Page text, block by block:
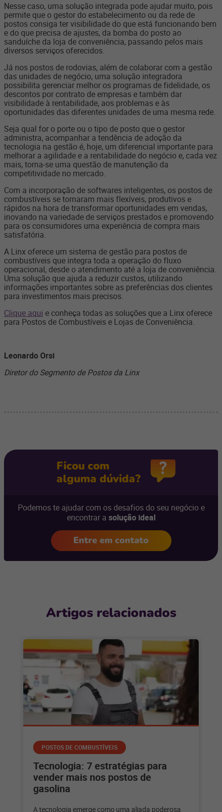
Nesse caso, uma solução integrada pode ajudar muito, pois
permite que o gestor do estabelecimento ou da rede de
postos consiga ter visibilidade do que está funcionando bem
e do que precisa de ajustes, da bomba do posto ao
sanduíche da loja de conveniência, passando pelos mais
diversos serviços oferecidos.
Já nos postos de rodovias, além de colaborar com a gestão
das unidades de negócio, uma solução integradora
possibilita gerenciar melhor os programas de fidelidade, os
descontos por contrato de empresas e também dar
visibilidade à rentabilidade, aos problemas e às
oportunidades das diferentes unidades de uma mesma rede.
Seja qual for o porte ou o tipo de posto que o gestor
administra, acompanhar a tendência de adoção da
tecnologia na gestão é, hoje, um diferencial importante para
melhorar a agilidade e a rentabilidade do negócio e, cada vez
mais, torna-se uma questão de manutenção da
competitividade no mercado.
Com a incorporação de softwares inteligentes, os postos de
combustíveis se tornaram mais flexíveis, produtivos e
rápidos na hora de transformar oportunidades em vendas,
inovando na variedade de serviços prestados e promovendo
para os consumidores uma experiência de compra mais
satisfatória.
A Linx oferece um sistema de gestão para postos de
combustíveis que integra toda a operação do fluxo
operacional, desde o atendimento até a loja de conveniência.
Uma solução que ajuda a reduzir custos, utilizando
informações importantes sobre as preferências dos clientes
para investimentos mais precisos.
Clique aqui e conheça todas as soluções que a Linx oferece
para Postos de Combustíveis e Lojas de Conveniência.
Leonardo Orsi
Diretor do Segmento de Postos da Linx
Ficou com
alguma dúvida?
Podemos te ajudar com os desafios do seu negócio e
encontrar a solução ideal
Entre em contato
Artigos relacionados
POSTOS DE COMBUSTÍVEIS
Tecnologia: 7 estratégias para
vender mais nos postos de
gasolina
A tecnologia emerge como uma aliada poderosa